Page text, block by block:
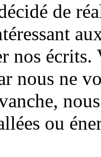
de
nos écrits.
nous ne
ou